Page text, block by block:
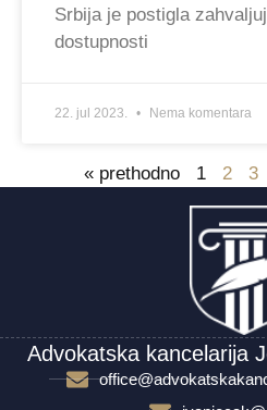
Srbija je postigla
dostupnosti
22. jul 2023. Nema komentara
« prethodno 1 2 3
Advokatska kancelarija